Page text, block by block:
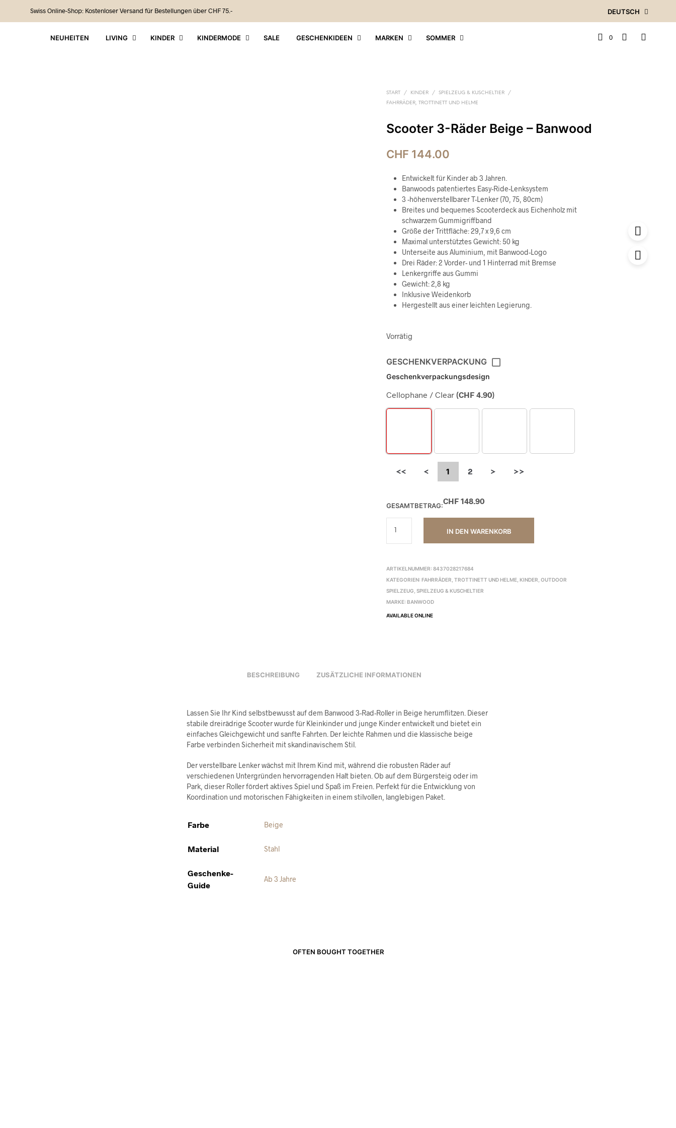
Swiss Online-Shop: Kostenloser Versand für Bestellungen über CHF 75.- DEUTSCH
NEUHEITEN LIVING KINDER KINDERMODE SALE GESCHENKIDEEN MARKEN SOMMER 0
START / KINDER / SPIELZEUG & KUSCHELTIER
/
FAHRRÄDER, TROTTINETT UND HELME
Scooter 3-Räder Beige – Banwood
CHF 144.00
Entwickelt für Kinder ab 3 Jahren.
Banwoods patentiertes Easy-Ride-Lenksystem
3 -höhenverstellbarer T-Lenker (70, 75, 80cm)
Breites und bequemes Scooterdeck aus Eichenholz mit
schwarzem Gummigriffband
Größe der Trittfläche: 29,7 x 9,6 cm
Maximal unterstütztes Gewicht: 50 kg
Unterseite aus Aluminium, mit Banwood-Logo
Drei Räder: 2 Vorder- und 1 Hinterrad mit Bremse
Lenkergriffe aus Gummi
Gewicht: 2,8 kg
Inklusive Weidenkorb
Hergestellt aus einer leichten Legierung.
Vorrätig
GESCHENKVERPACKUNG
Geschenkverpackungsdesign
Cellophane / Clear (CHF 4.90)
<< < 1 2 > >>
GESAMTBETRAG:CHF 148.90
IN DEN WARENKORB
ARTIKELNUMMER:8437028217684
KATEGORIEN:FAHRRÄDER, TROTTINETT UND HELME ,KINDER ,OUTDOOR
SPIELZEUG ,SPIELZEUG & KUSCHELTIER
MARKE:BANWOOD
AVAILABLE ONLINE
BESCHREIBUNG ZUSÄTZLICHE INFORMATIONEN
Lassen Sie Ihr Kind selbstbewusst auf dem Banwood 3-Rad-Roller in Beige herumflitzen. Dieser
stabile dreirädrige Scooter wurde für Kleinkinder und junge Kinder entwickelt und bietet ein
einfaches Gleichgewicht und sanfte Fahrten. Der leichte Rahmen und die klassische beige
Farbe verbinden Sicherheit mit skandinavischem Stil.
Der verstellbare Lenker wächst mit Ihrem Kind mit, während die robusten Räder auf
verschiedenen Untergründen hervorragenden Halt bieten. Ob auf dem Bürgersteig oder im
Park, dieser Roller fördert aktives Spiel und Spaß im Freien. Perfekt für die Entwicklung von
Koordination und motorischen Fähigkeiten in einem stilvollen, langlebigen Paket.
Farbe Beige
Material Stahl
Geschenke-
Guide
Ab 3 Jahre
OFTEN BOUGHT TOGETHER